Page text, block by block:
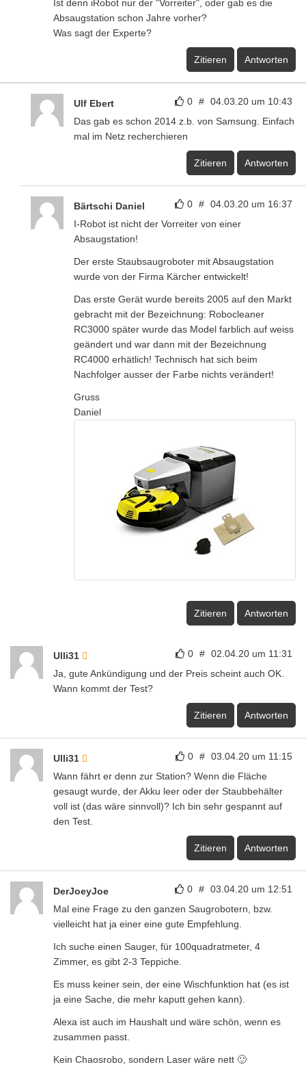
Ist denn iRobot nur der "Vorreiter", oder gab es die
Absaugstation schon Jahre vorher?
Was sagt der Experte?
Zitieren Antworten
0 # 04.03.20 um 10:43
Ulf Ebert
Das gab es schon 2014 z.b. von Samsung. Einfach
mal im Netz recherchieren
Zitieren Antworten
0 # 04.03.20 um 16:37
Bärtschi Daniel
I-Robot ist nicht der Vorreiter von einer
Absaugstation!
Der erste Staubsaugroboter mit Absaugstation
wurde von der Firma Kärcher entwickelt!
Das erste Gerät wurde bereits 2005 auf den Markt
gebracht mit der Bezeichnung: Robocleaner
RC3000 später wurde das Model farblich auf weiss
geändert und war dann mit der Bezeichnung
RC4000 erhätlich! Technisch hat sich beim
Nachfolger ausser der Farbe nichts verändert!
Gruss
Daniel
Zitieren Antworten
0 # 02.04.20 um 11:31
Ulli31
Ja, gute Ankündigung und der Preis scheint auch OK.
Wann kommt der Test?
Zitieren Antworten
0 # 03.04.20 um 11:15
Ulli31
Wann fährt er denn zur Station? Wenn die Fläche
gesaugt wurde, der Akku leer oder der Staubbehälter
voll ist (das wäre sinnvoll)? Ich bin sehr gespannt auf
den Test.
Zitieren Antworten
0 # 03.04.20 um 12:51
DerJoeyJoe
Mal eine Frage zu den ganzen Saugrobotern, bzw.
vielleicht hat ja einer eine gute Empfehlung.
Ich suche einen Sauger, für 100quadratmeter, 4
Zimmer, es gibt 2-3 Teppiche.
Es muss keiner sein, der eine Wischfunktion hat (es ist
ja eine Sache, die mehr kaputt gehen kann).
Alexa ist auch im Haushalt und wäre schön, wenn es
zusammen passt.
Kein Chaosrobo, sondern Laser wäre nett 🙂